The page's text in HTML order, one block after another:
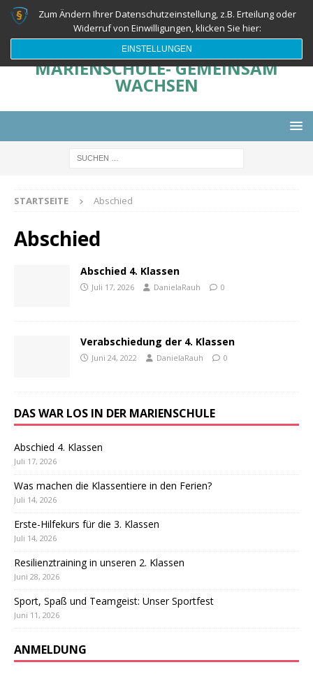
MARIENSCHULE- GEMEINSAM
WACHSEN
STARTSEITE Abschied
Abschied
Abschied 4. Klassen
Juli 17, 2026 DanielaRauh 0
Verabschiedung der 4. Klassen
Juni 24, 2022 DanielaRauh 0
DAS WAR LOS IN DER MARIENSCHULE
Abschied 4. Klassen
Juli 17, 2026
Was machen die Klassentiere in den Ferien?
Juli 14, 2026
Erste-Hilfekurs für die 3. Klassen
Juli 14, 2026
Resilienztraining in unseren 2. Klassen
Juni 28, 2026
Sport, Spaß und Teamgeist: Unser Sportfest
Juni 11, 2026
ANMELDUNG
Zum Ändern Ihrer Datenschutzeinstellung, z.B. Erteilung oder
Widerruf von Einwilligungen, klicken Sie hier:
EINSTELLUNGEN